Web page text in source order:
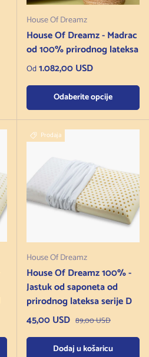
House Of Dreamz
House Of Dreamz - Madrac
od 100% prirodnog lateksa
Redovna cijena
Od1.082,00 USD
Odaberite opcije
Prodaja
House Of Dreamz
House Of Dreamz 100% -
Jastuk od saponeta od
prirodnog lateksa serije D
Cijena na sniženju
45,00 USD Redovna cijena
89,00 USD
Dodaj u košaricu